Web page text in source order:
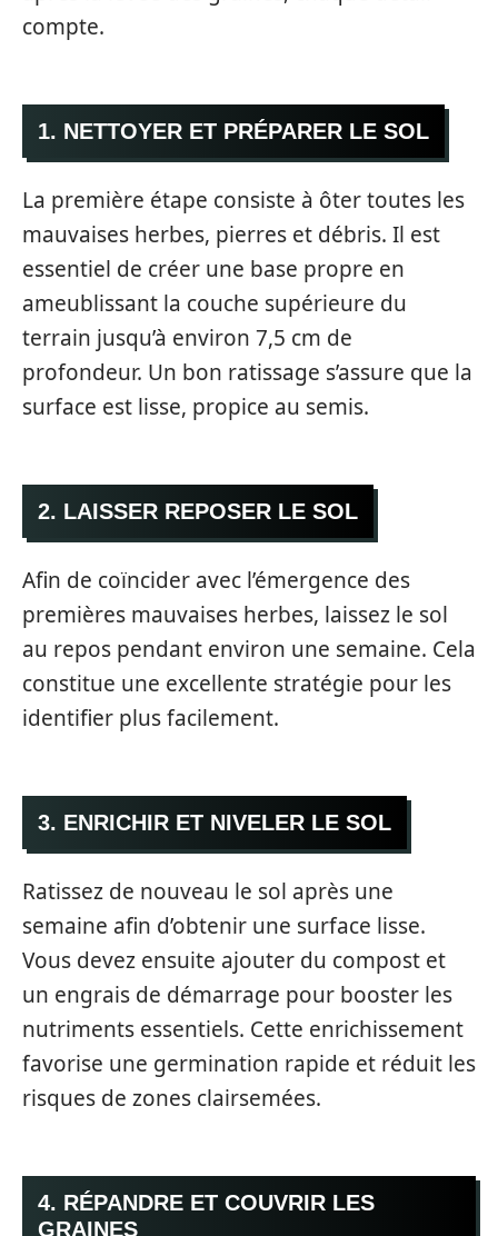
compte.
1. NETTOYER ET PRÉPARER LE SOL
La première étape consiste à ôter toutes les
mauvaises herbes, pierres et débris. Il est
essentiel de créer une base propre en
ameublissant la couche supérieure du
terrain jusqu’à environ 7,5 cm de
profondeur. Un bon ratissage s’assure que la
surface est lisse, propice au semis.
2. LAISSER REPOSER LE SOL
Afin de coïncider avec l’émergence des
premières mauvaises herbes, laissez le sol
au repos pendant environ une semaine. Cela
constitue une excellente stratégie pour les
identifier plus facilement.
3. ENRICHIR ET NIVELER LE SOL
Ratissez de nouveau le sol après une
semaine afin d’obtenir une surface lisse.
Vous devez ensuite ajouter du compost et
un engrais de démarrage pour booster les
nutriments essentiels. Cette enrichissement
favorise une germination rapide et réduit les
risques de zones clairsemées.
4. RÉPANDRE ET COUVRIR LES
GRAINES